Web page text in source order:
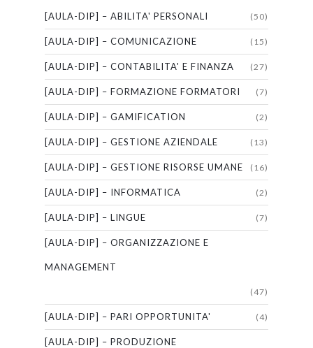
[AULA-DIP] – ABILITA' PERSONALI (50)
[AULA-DIP] – COMUNICAZIONE (15)
[AULA-DIP] – CONTABILITA' E FINANZA (27)
[AULA-DIP] – FORMAZIONE FORMATORI (7)
[AULA-DIP] – GAMIFICATION (2)
[AULA-DIP] – GESTIONE AZIENDALE (13)
[AULA-DIP] – GESTIONE RISORSE UMANE (16)
[AULA-DIP] – INFORMATICA (2)
[AULA-DIP] – LINGUE (7)
[AULA-DIP] – ORGANIZZAZIONE E
MANAGEMENT
(47)
[AULA-DIP] – PARI OPPORTUNITA' (4)
[AULA-DIP] – PRODUZIONE